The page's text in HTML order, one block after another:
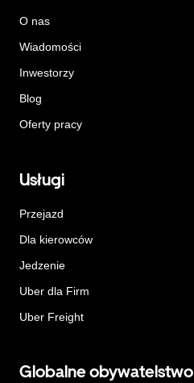
O nas
Wiadomości
Inwestorzy
Blog
Oferty pracy
Usługi
Przejazd
Dla kierowców
Jedzenie
Uber dla Firm
Uber Freight
Globalne obywatelstwo